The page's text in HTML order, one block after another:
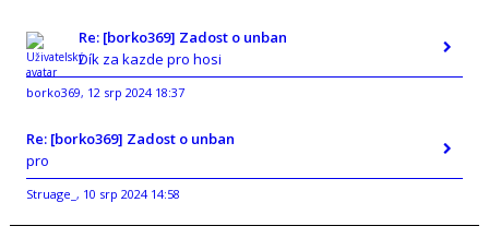
Re: [borko369] Zadost o unban
Dík za kazde pro hosi
borko369, 12 srp 2024 18:37
Re: [borko369] Zadost o unban
pro
Struage_ , 10 srp 2024 14:58